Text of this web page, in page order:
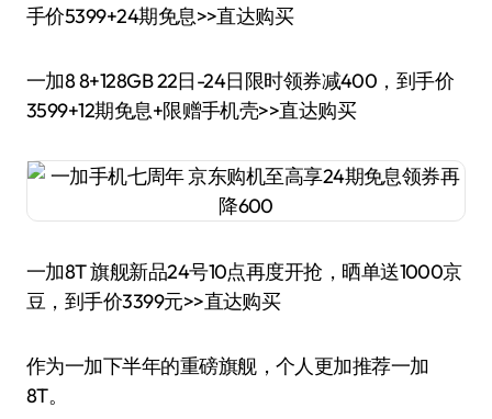
手价5399+24期免息>>直达购买
一加8 8+128GB 22日-24日限时领券减400，到手价
3599+12期免息+限赠手机壳>>直达购买
一加8T 旗舰新品24号10点再度开抢，晒单送1000京
豆，到手价3399元>>直达购买
作为一加下半年的重磅旗舰，个人更加推荐一加
8T。